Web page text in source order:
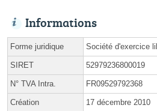
Informations
Forme juridique Société d'exercice
SIRET 52979236800019
N° TVA Intra. FR09529792368
Création 17 décembre 2010